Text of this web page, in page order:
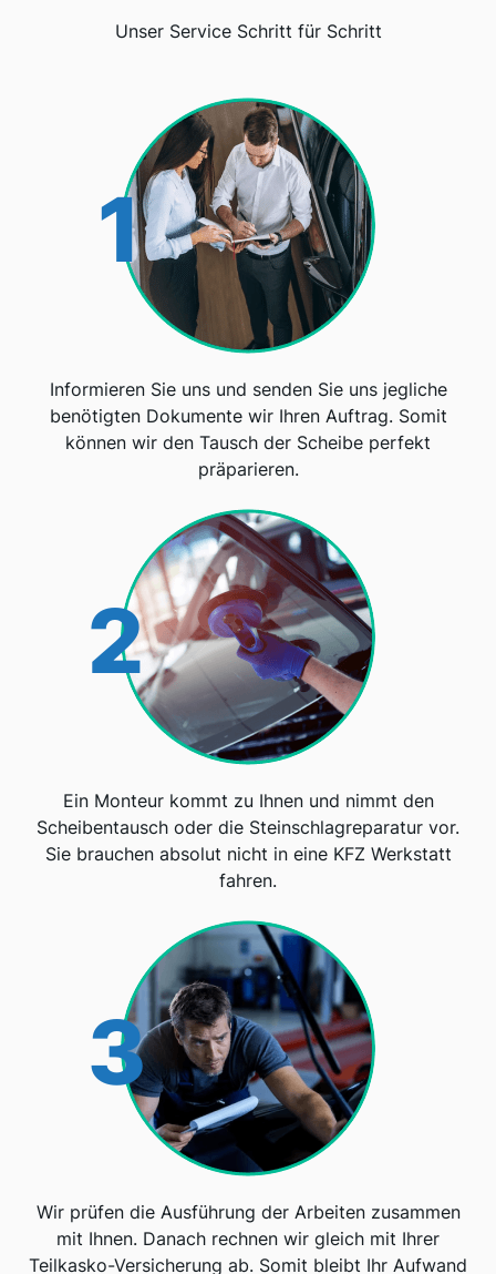
Unser Service Schritt für Schritt
1
Informieren Sie uns und senden Sie uns jegliche
benötigten Dokumente wir Ihren Auftrag. Somit
können wir den Tausch der Scheibe perfekt
präparieren.
2
Ein Monteur kommt zu Ihnen und nimmt den
Scheibentausch oder die Steinschlagreparatur vor.
Sie brauchen absolut nicht in eine KFZ Werkstatt
fahren.
3
Wir prüfen die Ausführung der Arbeiten zusammen
mit Ihnen. Danach rechnen wir gleich mit Ihrer
Teilkasko-Versicherung ab. Somit bleibt Ihr Aufwand